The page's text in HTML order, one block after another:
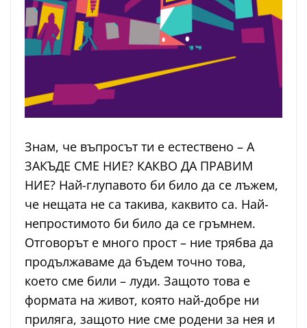
Знам, че въпросът ти е естествено – А
ЗАКЪДЕ СМЕ НИЕ? КАКВО ДА ПРАВИМ
НИЕ? Най-глупавото би било да се лъжем,
че нещата не са такива, каквито са. Най-
непростимото би било да се гръмнем.
Отговорът е много прост – ние трябва да
продължаваме да бъдем точно това,
което сме били – луди. Защото това е
формата на живот, която най-добре ни
приляга, защото ние сме родени за нея и